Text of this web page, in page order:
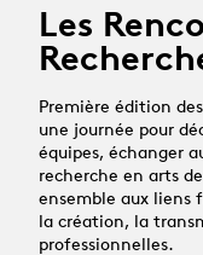
Les
Première édition
une journée pour
équipes, échanger
recherche en arts
ensemble aux liens
la création, la
professionnelles.